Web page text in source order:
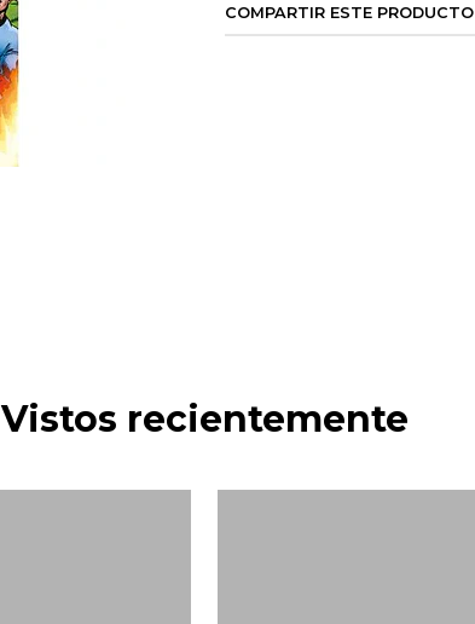
COMPARTIR ESTE PRODUCTO
Vistos recientemente